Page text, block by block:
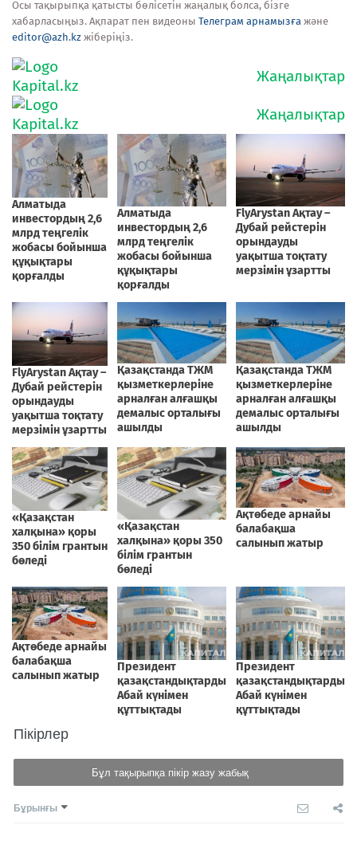
Осы тақырыпқа қатысты бөлісетін жаңалық болса, бізге
хабарласыңыз. Ақпарат пен видеоны Телеграм арнамызға және
editor@azh.kz жіберіңіз.
Пікірлер
Бұл тақырыпқа пікір жазу жабық
Бұрынғы